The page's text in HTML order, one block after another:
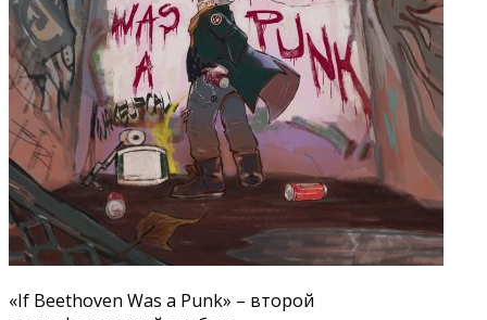
«If Beethoven Was a Punk» – второй